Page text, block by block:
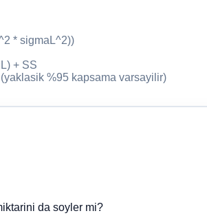
* sigmaL^2))
+ SS
%95 kapsama varsayilir)
da soyler mi?